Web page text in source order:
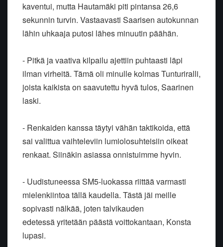
kaventui, mutta Hautamäki piti pintansa 26,6
sekunnin turvin. Vastaavasti Saarisen autokunnan
lähin uhkaaja putosi lähes minuutin päähän.
- Pitkä ja vaativa kilpailu ajettiin puhtaasti läpi
ilman virheitä. Tämäoli minulle kolmas Tunturiralli,
joista kaikista on saavutettu hyvätulos, Saarinen
laski.
- Renkaiden kanssa täytyi vähän taktikoida, että
sai valittuavaihteleviin lumiolosuhteisiin oikeat
renkaat. Siinäkin asiassaonnistuimme hyvin.
- Uudistuneessa SM5-luokassa riittää varmasti
mielenkiintoa tällä kaudella. Tästä jäi meille
sopivasti nälkää, joten talvikauden
edetessäyritetään päästä voittokantaan, Konsta
lupasi.